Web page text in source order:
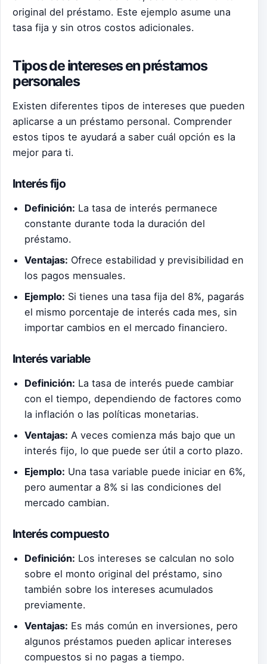
original del préstamo. Este ejemplo asume una
tasa fija y sin otros costos adicionales.
Tipos de intereses en préstamos
personales
Existen diferentes tipos de intereses que pueden
aplicarse a un préstamo personal. Comprender
estos tipos te ayudará a saber cuál opción es la
mejor para ti.
Interés fijo
Definición: La tasa de interés permanece
constante durante toda la duración del
préstamo.
Ventajas: Ofrece estabilidad y previsibilidad en
los pagos mensuales.
Ejemplo: Si tienes una tasa fija del 8%, pagarás
el mismo porcentaje de interés cada mes, sin
importar cambios en el mercado financiero.
Interés variable
Definición: La tasa de interés puede cambiar
con el tiempo, dependiendo de factores como
la inflación o las políticas monetarias.
Ventajas: A veces comienza más bajo que un
interés fijo, lo que puede ser útil a corto plazo.
Ejemplo: Una tasa variable puede iniciar en 6%,
pero aumentar a 8% si las condiciones del
mercado cambian.
Interés compuesto
Definición: Los intereses se calculan no solo
sobre el monto original del préstamo, sino
también sobre los intereses acumulados
previamente.
Ventajas: Es más común en inversiones, pero
algunos préstamos pueden aplicar intereses
compuestos si no pagas a tiempo.